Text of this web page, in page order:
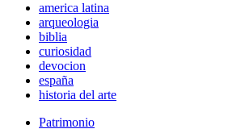
america latina
arqueologia
biblia
curiosidad
devocion
españa
historia del arte
Patrimonio